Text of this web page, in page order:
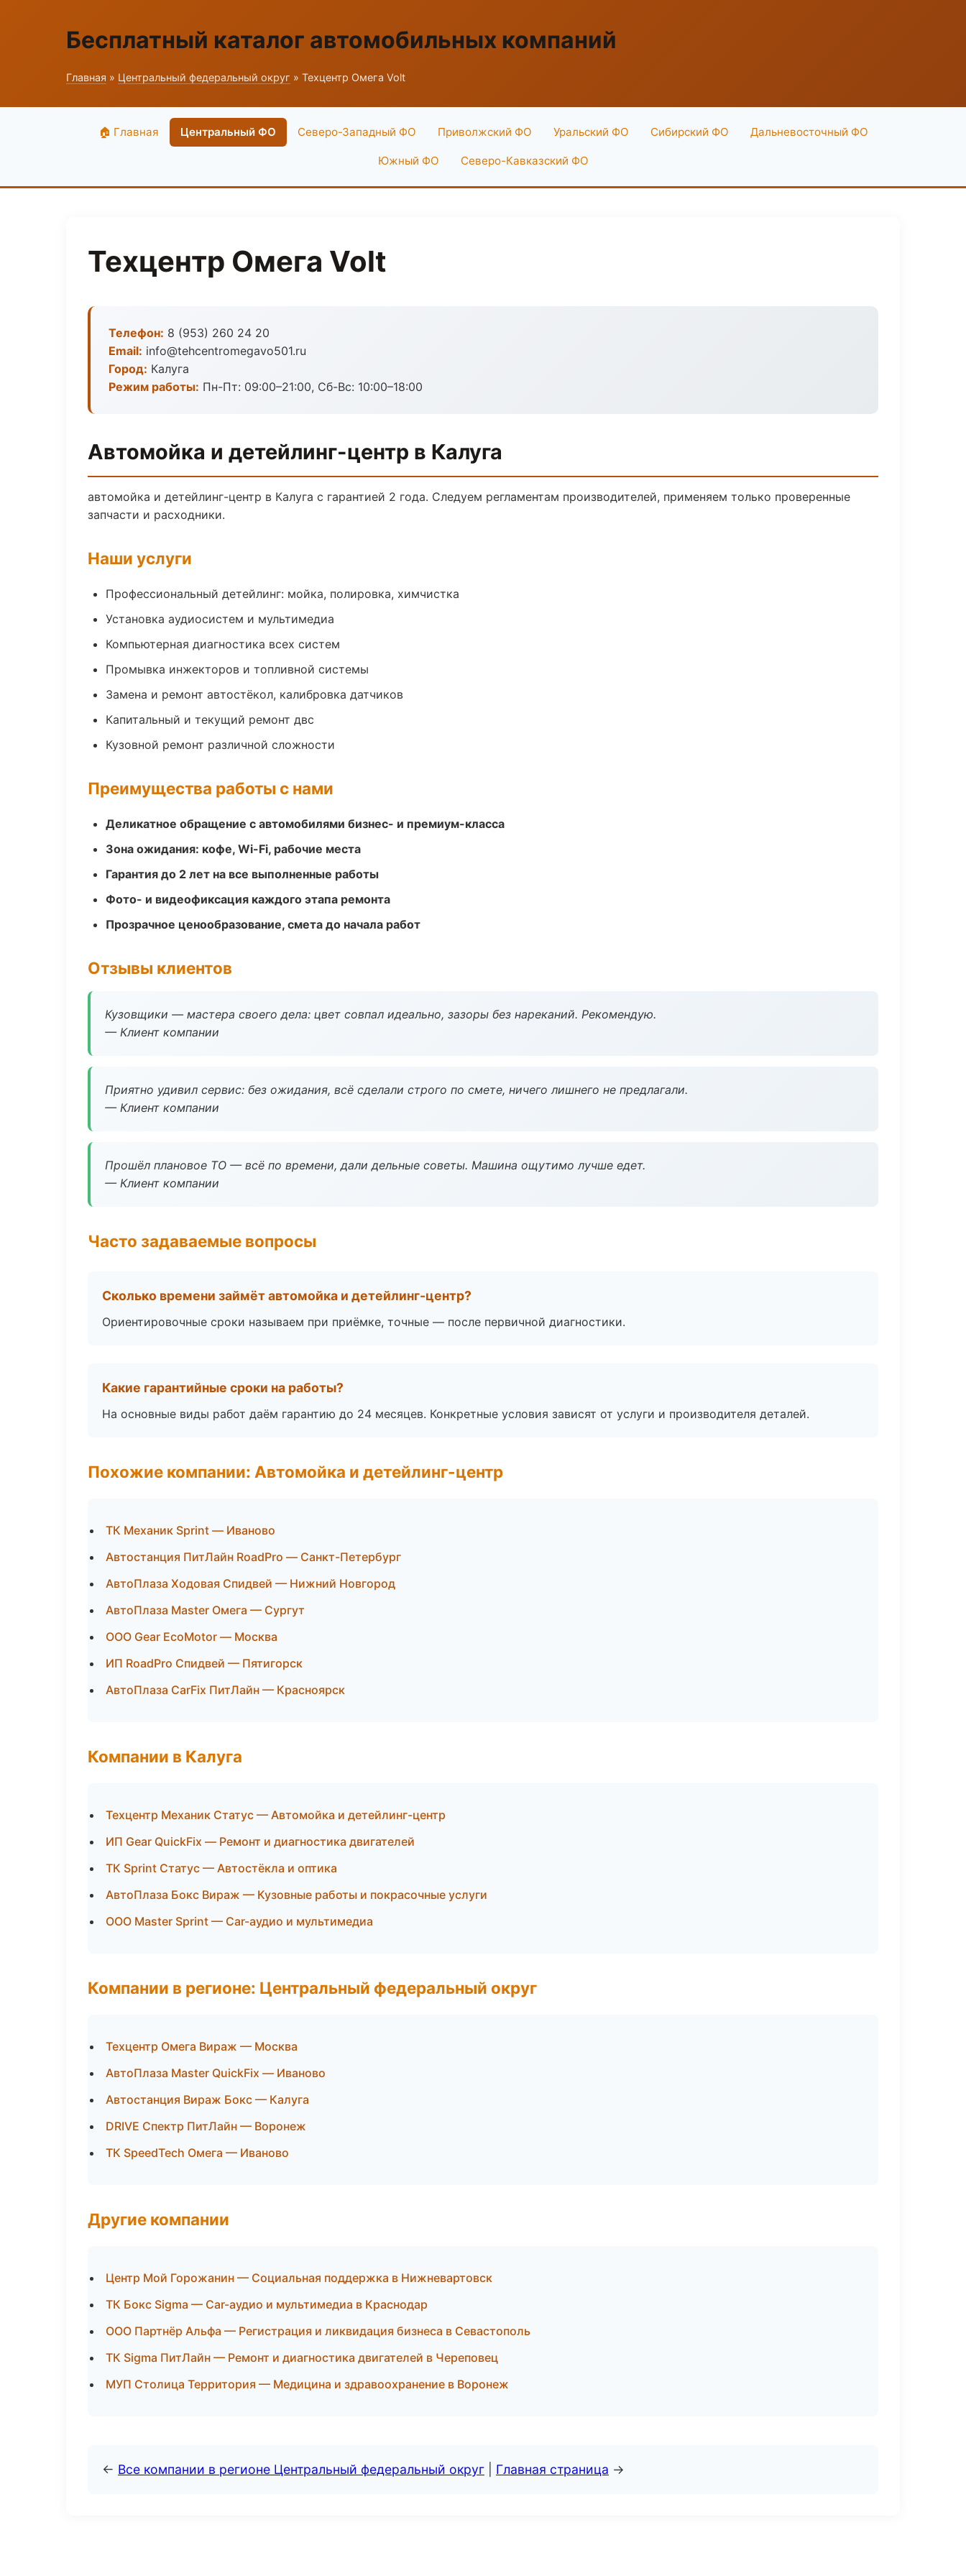
Бесплатный каталог автомобильных компаний
Главная » Центральный федеральный округ » Техцентр Омега Volt
🏠 Главная Центральный ФО Северо-Западный ФО Приволжский ФО Уральский ФО Сибирский ФО Дальневосточный ФО
Южный ФО Северо-Кавказский ФО
Техцентр Омега Volt
Телефон: 8 (953) 260 24 20
Email: info@tehcentromegavo501.ru
Город: Калуга
Режим работы: Пн-Пт: 09:00–21:00, Сб-Вс: 10:00–18:00
Автомойка и детейлинг-центр в Калуга
автомойка и детейлинг-центр в Калуга с гарантией 2 года. Следуем регламентам производителей, применяем только проверенные
запчасти и расходники.
Наши услуги
Профессиональный детейлинг: мойка, полировка, химчистка
Установка аудиосистем и мультимедиа
Компьютерная диагностика всех систем
Промывка инжекторов и топливной системы
Замена и ремонт автостёкол, калибровка датчиков
Капитальный и текущий ремонт двс
Кузовной ремонт различной сложности
Преимущества работы с нами
Деликатное обращение с автомобилями бизнес- и премиум-класса
Зона ожидания: кофе, Wi-Fi, рабочие места
Гарантия до 2 лет на все выполненные работы
Фото- и видеофиксация каждого этапа ремонта
Прозрачное ценообразование, смета до начала работ
Отзывы клиентов
Кузовщики — мастера своего дела: цвет совпал идеально, зазоры без нареканий. Рекомендую.
— Клиент компании
Приятно удивил сервис: без ожидания, всё сделали строго по смете, ничего лишнего не предлагали.
— Клиент компании
Прошёл плановое ТО — всё по времени, дали дельные советы. Машина ощутимо лучше едет.
— Клиент компании
Часто задаваемые вопросы
Сколько времени займёт автомойка и детейлинг-центр?
Ориентировочные сроки называем при приёмке, точные — после первичной диагностики.
Какие гарантийные сроки на работы?
На основные виды работ даём гарантию до 24 месяцев. Конкретные условия зависят от услуги и производителя деталей.
Похожие компании: Автомойка и детейлинг-центр
ТК Механик Sprint — Иваново
Автостанция ПитЛайн RoadPro — Санкт-Петербург
АвтоПлаза Ходовая Спидвей — Нижний Новгород
АвтоПлаза Master Омега — Сургут
ООО Gear EcoMotor — Москва
ИП RoadPro Спидвей — Пятигорск
АвтоПлаза CarFix ПитЛайн — Красноярск
Компании в Калуга
Техцентр Механик Статус — Автомойка и детейлинг-центр
ИП Gear QuickFix — Ремонт и диагностика двигателей
ТК Sprint Статус — Автостёкла и оптика
АвтоПлаза Бокс Вираж — Кузовные работы и покрасочные услуги
ООО Master Sprint — Car-аудио и мультимедиа
Компании в регионе: Центральный федеральный округ
Техцентр Омега Вираж — Москва
АвтоПлаза Master QuickFix — Иваново
Автостанция Вираж Бокс — Калуга
DRIVE Спектр ПитЛайн — Воронеж
ТК SpeedTech Омега — Иваново
Другие компании
Центр Мой Горожанин — Социальная поддержка в Нижневартовск
ТК Бокс Sigma — Car-аудио и мультимедиа в Краснодар
ООО Партнёр Альфа — Регистрация и ликвидация бизнеса в Севастополь
ТК Sigma ПитЛайн — Ремонт и диагностика двигателей в Череповец
МУП Столица Территория — Медицина и здравоохранение в Воронеж
← Все компании в регионе Центральный федеральный округ Главная страница →